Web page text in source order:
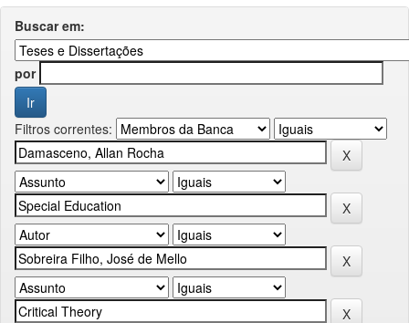
Buscar em:
por
Filtros correntes: